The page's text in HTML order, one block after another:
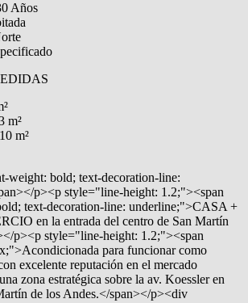
Años
m²
m²
weight: bold; text-decoration-line:
p><p style="line-height: 1.2;"><span
text-decoration-line: underline;">CASA +
en la entrada del centro de San Martín
p><p style="line-height: 1.2;"><span
para funcionar como
excelente reputación en el mercado
zona estratégica sobre la av. Koessler en
de los Andes.</span></p><div